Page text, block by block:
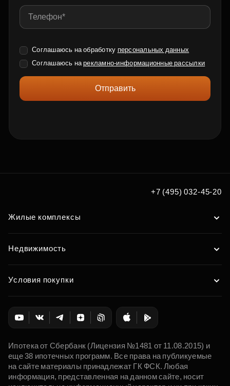
Соглашаюсь на обработку персональных данных
Соглашаюсь нарекламно-информационные рассылки
Отправить
+7 (495) 032-45-20
Жилые комплексы
Недвижимость
Условия покупки
Ипотека от Сбербанк (Лицензия №1481 от 11.08.2015) и
еще 38 ипотечных программ. Все права на публикуемые
на сайте материалы принадлежат ГК ФСК. Любая
информация, представленная на данном сайте, носит